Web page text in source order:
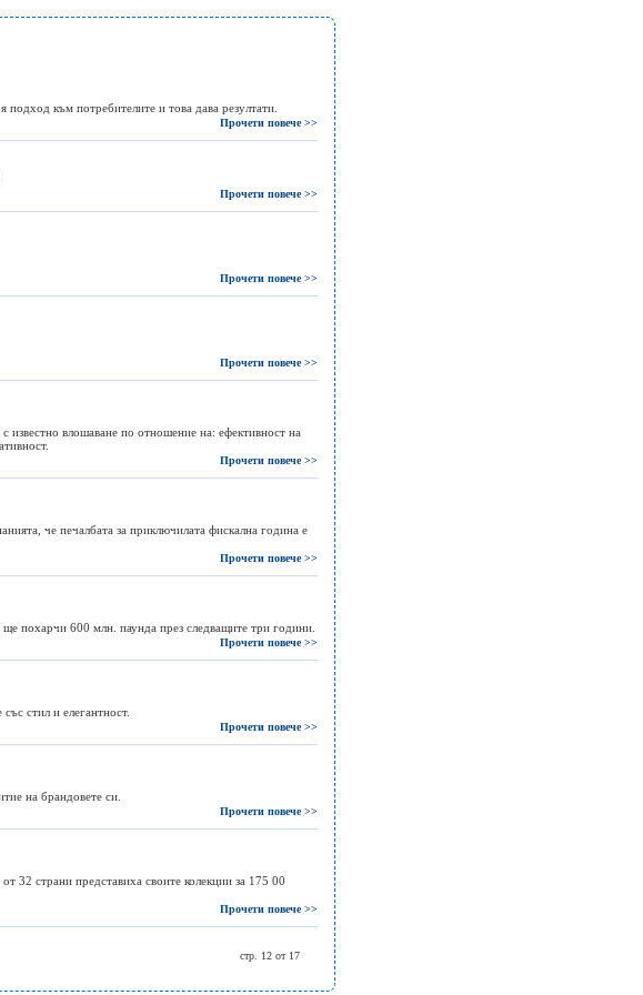
към потребителите и това дава резултати.
Прочети повече >>
Прочети повече >>
Прочети повече >>
Прочети повече >>
известно влошаване по отношение на: ефективност на
Прочети повече >>
че печалбата за приключилата фискална година е
Прочети повече >>
похарчи 600 млн. паунда през следващите три години.
Прочети повече >>
стил и елегантност.
Прочети повече >>
на брандовете си.
Прочети повече >>
32 страни представиха своите колекции за 175 00
Прочети повече >>
стр. 12 от 17